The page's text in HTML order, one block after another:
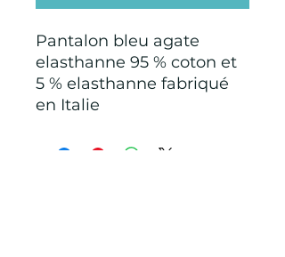
Pantalon bleu agate
elasthanne 95 % coton et
5 % elasthanne fabriqué
en Italie